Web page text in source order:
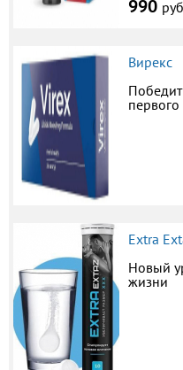
990
Вирекс
Extra
Новый
жизни